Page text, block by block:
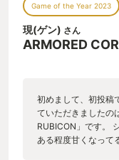
Game of the Year 2023
現(ゲン) さん
ARMORED
初めまして、初投稿
ていただきましたの
RUBICON」です。
ある程度甘くなって